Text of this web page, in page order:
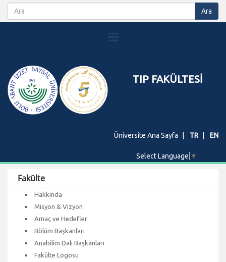
TIP FAKÜLTESİ
Üniversite Ana Sayfa TR EN
Select Language ▼
Fakülte
Hakkında
Misyon & Vizyon
Amaç ve Hedefler
Bölüm Başkanları
Anabilim Dalı Başkanları
Fakülte Logosu